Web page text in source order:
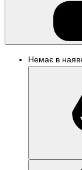
Немає в